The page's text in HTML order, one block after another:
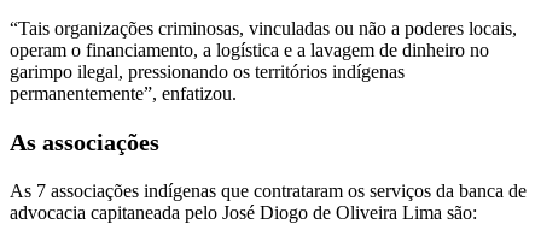
“Tais organizações criminosas, vinculadas ou não a poderes locais,
operam o financiamento, a logística e a lavagem de dinheiro no
garimpo ilegal, pressionando os territórios indígenas
permanentemente”, enfatizou.
As associações
As 7 associações indígenas que contrataram os serviços da banca de
advocacia capitaneada pelo José Diogo de Oliveira Lima são: